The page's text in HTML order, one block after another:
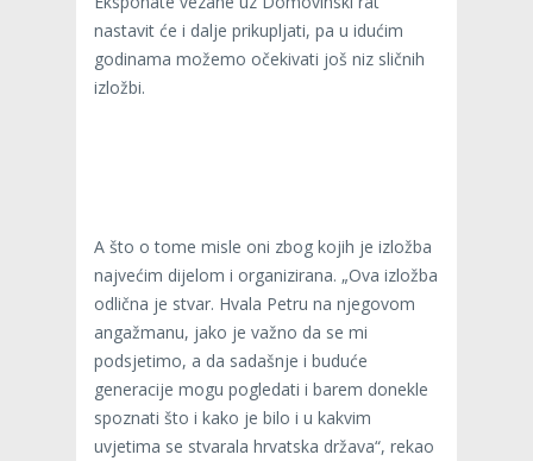
nastavit će i dalje prikupljati, pa u idućim
godinama možemo očekivati još niz sličnih
izložbi.
A što o tome misle oni zbog kojih je izložba
najvećim dijelom i organizirana. „Ova izložba
odlična je stvar. Hvala Petru na njegovom
angažmanu, jako je važno da se mi
podsjetimo, a da sadašnje i buduće
generacije mogu pogledati i barem donekle
spoznati što i kako je bilo i u kakvim
uvjetima se stvarala hrvatska država“, rekao